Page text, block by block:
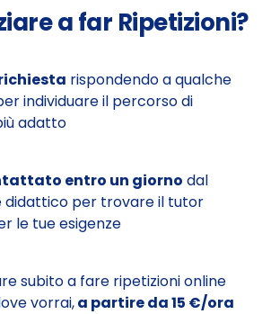
a far Ripetizioni?
rispondendo a qualche
individuare il percorso di
adatto
entro un giorno dal
didattico per trovare il tutor
le tue esigenze
subito a fare ripetizioni online
vorrai,a partire da 15 €/ora